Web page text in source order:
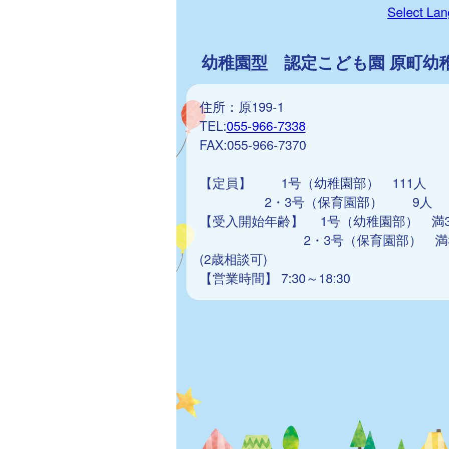
Select
幼稚園型 認定こども園 原町幼
住所：原199-1
TEL:055-966-7338
FAX:055-966-7370
【定員】 1号（幼稚園部） 111人
2・3号（保育園部） 9人
【受入開始年齢】 1号（幼稚園部） 満
2・3号（保育園部） 満
(2歳相談可)
【営業時間】 7:30～18:30